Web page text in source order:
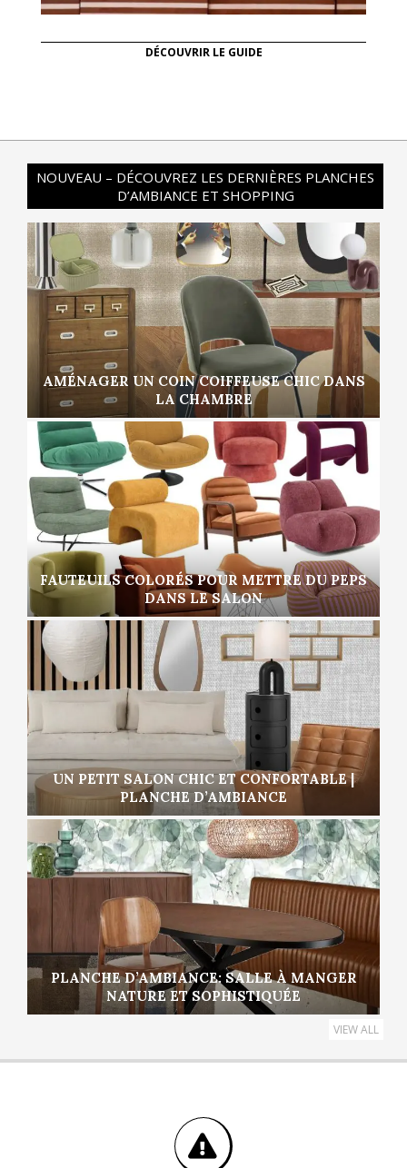
DÉCOUVRIR LE GUIDE
NOUVEAU – DÉCOUVREZ LES DERNIÈRES PLANCHES
D’AMBIANCE ET SHOPPING
AMÉNAGER UN COIN COIFFEUSE CHIC DANS
LA CHAMBRE
FAUTEUILS COLORÉS POUR METTRE DU PEPS
DANS LE SALON
UN PETIT SALON CHIC ET CONFORTABLE |
PLANCHE D’AMBIANCE
PLANCHE D’AMBIANCE: SALLE À MANGER
NATURE ET SOPHISTIQUÉE
VIEW ALL